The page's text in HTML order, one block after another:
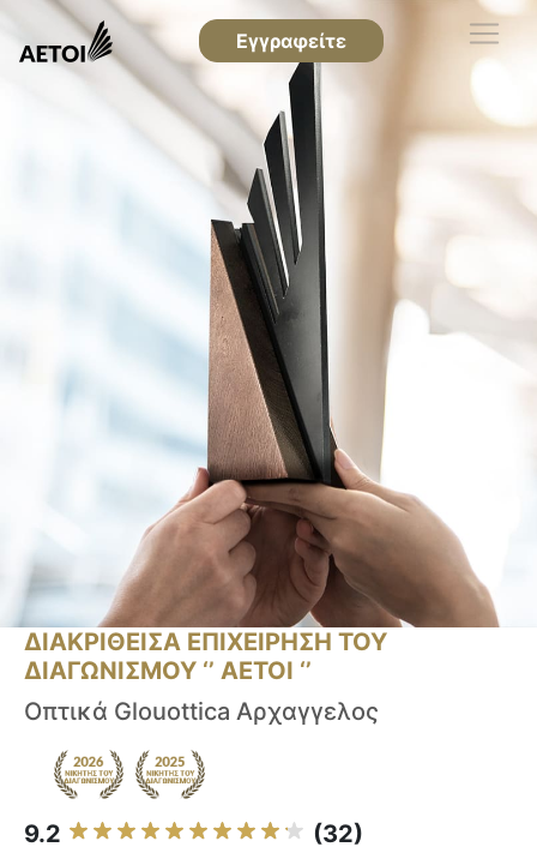
Εγγραφείτε
ΔΙΑΚΡΙΘΕΙΣΑ ΕΠΙΧΕΙΡΗΣΗ ΤΟΥ
ΔΙΑΓΩΝΙΣΜΟΥ ‘’ ΑΕΤΟΙ ‘’
Οπτικά Glouottica Αρχαγγελος
9.2 (32)